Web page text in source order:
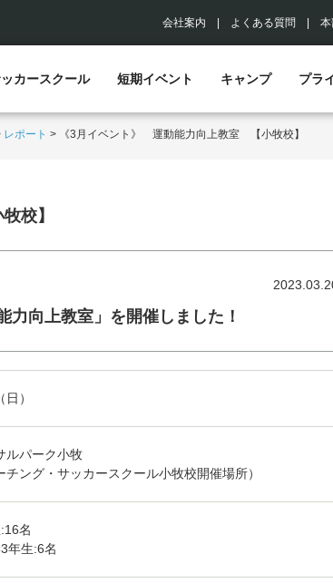
会社案内 よくある質問
カースクール 短期イベント キャンプ プラ
レポート > 《3月イベント》 運動能力向上教室 【小牧校】
校】
向上教室」を開催しました！
）
ルパーク小牧
チング・サッカースクール小牧校開催場所）
名
年生:6名